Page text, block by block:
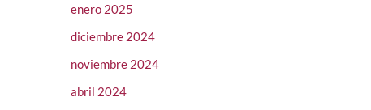
enero 2025
diciembre 2024
noviembre 2024
abril 2024